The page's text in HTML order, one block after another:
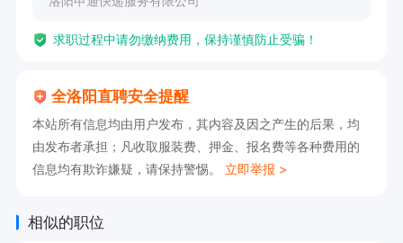
求职过程中请勿缴纳费用，保持谨慎防止受骗！
全洛阳直聘安全提醒
本站所有信息均由用户发布，其内容及因之产生的后果，均
由发布者承担；凡收取服装费、押金、报名费等各种费用的
信息均有欺诈嫌疑，请保持警惕。 立即举报 >
相似的职位